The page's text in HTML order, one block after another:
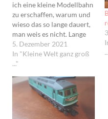
ich eine kleine Modellbahn
zu erschaffen, warum und
wieso das so lange dauert,
man weis es nicht. Lange
hab ich hin und her
überlegt, wie ich die Bahn
steuern will. Und schnell
aber OHNE Touch und
OHNE Computer. Auch
5. Dezember 2021
In "Kleine Welt ganz groß
..."